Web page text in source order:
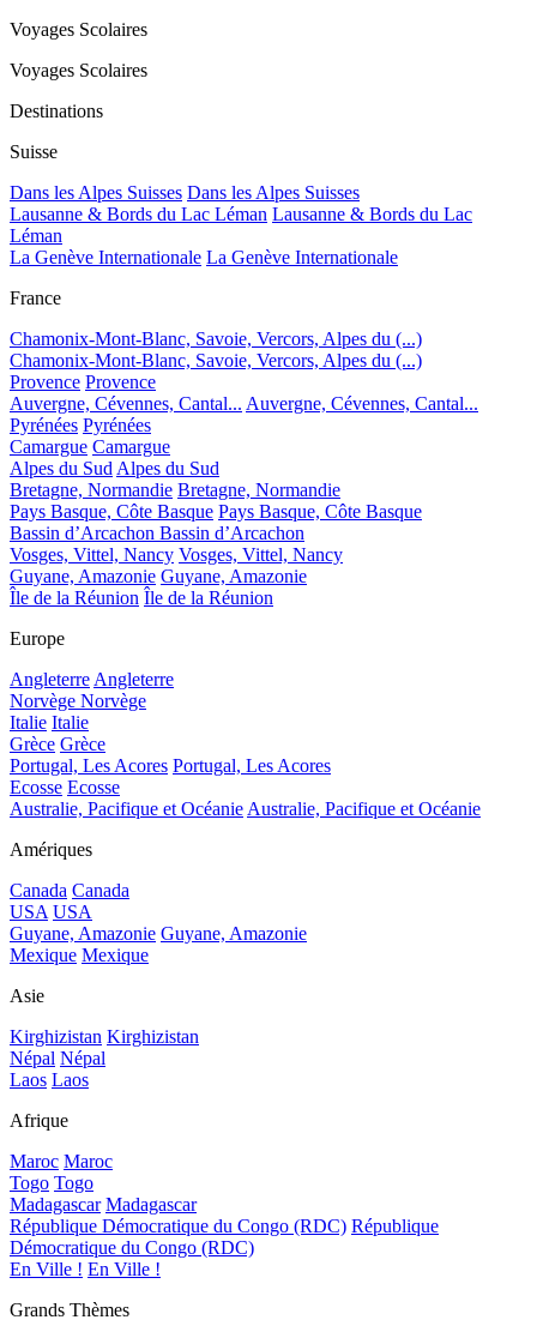
Voyages Scolaires
Voyages Scolaires
Destinations
Suisse
Dans les Alpes Suisses Dans les Alpes Suisses
Lausanne & Bords du Lac Léman Lausanne & Bords du Lac
Léman
La Genève Internationale La Genève Internationale
France
Chamonix-Mont-Blanc, Savoie, Vercors, Alpes du (...)
Chamonix-Mont-Blanc, Savoie, Vercors, Alpes du (...)
Provence Provence
Auvergne, Cévennes, Cantal... Auvergne, Cévennes, Cantal...
Pyrénées Pyrénées
Camargue Camargue
Alpes du Sud Alpes du Sud
Bretagne, Normandie Bretagne, Normandie
Pays Basque, Côte Basque Pays Basque, Côte Basque
Bassin d’Arcachon Bassin d’Arcachon
Vosges, Vittel, Nancy Vosges, Vittel, Nancy
Guyane, Amazonie Guyane, Amazonie
Île de la Réunion Île de la Réunion
Europe
Angleterre Angleterre
Norvège Norvège
Italie Italie
Grèce Grèce
Portugal, Les Acores Portugal, Les Acores
Ecosse Ecosse
Australie, Pacifique et Océanie Australie, Pacifique et Océanie
Amériques
Canada Canada
USA USA
Guyane, Amazonie Guyane, Amazonie
Mexique Mexique
Asie
Kirghizistan Kirghizistan
Népal Népal
Laos Laos
Afrique
Maroc Maroc
Togo Togo
Madagascar Madagascar
République Démocratique du Congo (RDC) République
Démocratique du Congo (RDC)
En Ville ! En Ville !
Grands Thèmes